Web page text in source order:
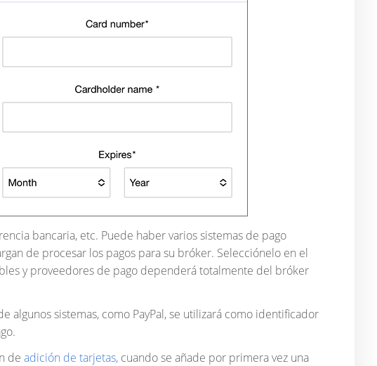
bancaria, etc. Puede haber varios sistemas de pago
de procesar los pagos para su bróker. Selecciónelo en el
y proveedores de pago dependerá totalmente del bróker
sistemas, como PayPal, se utilizará como identificador
de adición de tarjetas, cuando se añade por primera vez una